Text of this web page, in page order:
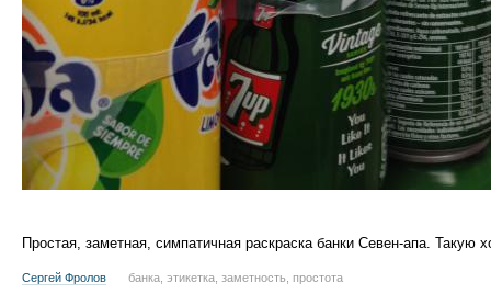
Простая, заметная, симпатичная раскраска банки Севен-апа. Такую
Сергей Фролов банка, этикетка, заметность, простота